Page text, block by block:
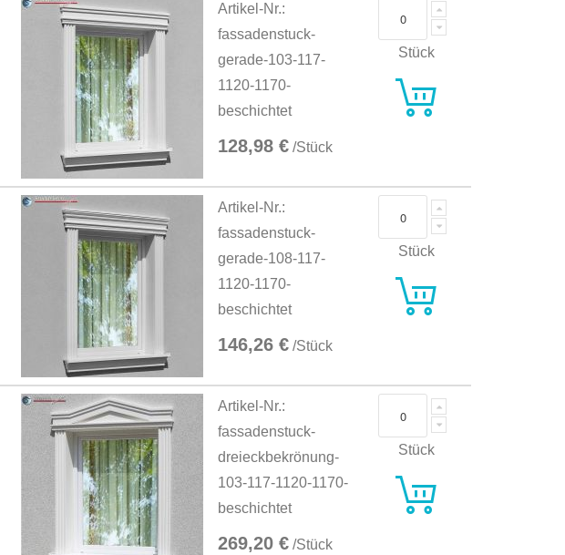
Artikel-Nr.:
fassadenstuck-
gerade-103-117-
1120-1170-
beschichtet
128,98 € /Stück
Stück
Artikel-Nr.:
fassadenstuck-
gerade-108-117-
1120-1170-
beschichtet
146,26 € /Stück
Stück
Artikel-Nr.:
fassadenstuck-
dreieckbekrönung-
103-117-1120-1170-
beschichtet
269,20 € /Stück
Stück